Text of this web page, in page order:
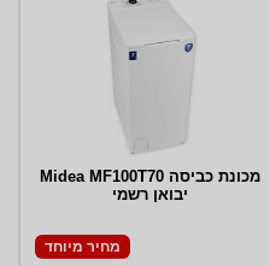
מכונת כביסה Midea MF100T70
יבואן רשמי
מחיר מיוחד